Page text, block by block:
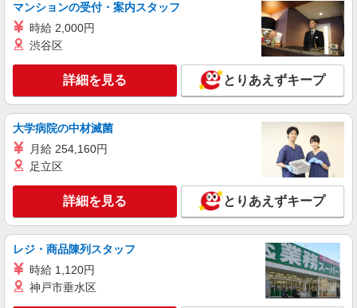
職業紹介
株式会社kotrio /●SW-S-2078222
シニア住宅のパートSTAFF◎日常のお手伝い
を担当！時短勤務OK
時給1550円〜2312円 ＜交通費全支給(ガソリ
ン代含む)＞
武蔵村山市
キープ 詳細を見る
職業紹介
株式会社kotrio /●SW-S-2078434
賞与年2回≪玉川上水駅すぐ≫綺麗な高齢者マ
ンションの見守りSTAFF
【正社員】月給240,000〜400,000円 ・基本
給：200,000円〜220,000円 ・資格手当：10,000〜
30,000円 ・役職手当：10,000〜70,000円 ・処遇改
善手当：20,000〜60,000円（勤続年数、保有資格
マンションの受付・案内スタッフ
時給 2,000円
渋谷区
詳細を見る とりあえずキープ
大学病院の中材滅菌
月給 254,160円
足立区
詳細を見る とりあえずキープ
レジ・商品陳列スタッフ
時給 1,120円
神戸市垂水区